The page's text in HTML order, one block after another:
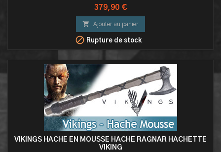
Prix
379,90 €
 Ajouter au panier
 Rupture de stock
VIKINGS HACHE EN MOUSSE HACHE RAGNAR HACHETTE
VIKING